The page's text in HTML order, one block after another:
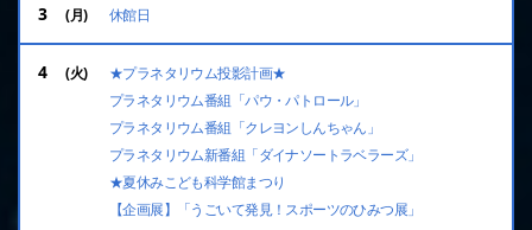
3 休館日
4
★プラネタリウム投影計画★
プラネタリウム番組「パウ・パトロール」
プラネタリウム番組「クレヨンしんちゃん」
プラネタリウム新番組「ダイナソートラベラーズ」
★夏休みこども科学館まつり
【企画展】「うごいて発見！スポーツのひみつ展」